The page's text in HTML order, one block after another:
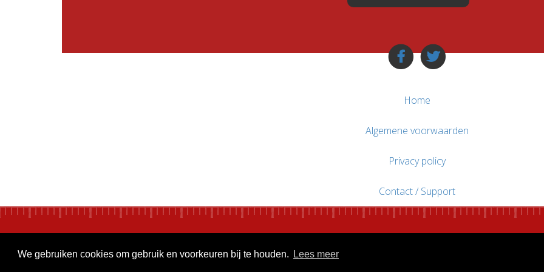
We gebruiken cookies om gebruik en voorkeuren bij te houden. Lees meer
Home
Algemene voorwaarden
Privacy policy
Contact / Support
© WebsitesTeKoop.nl 2010 - 2026